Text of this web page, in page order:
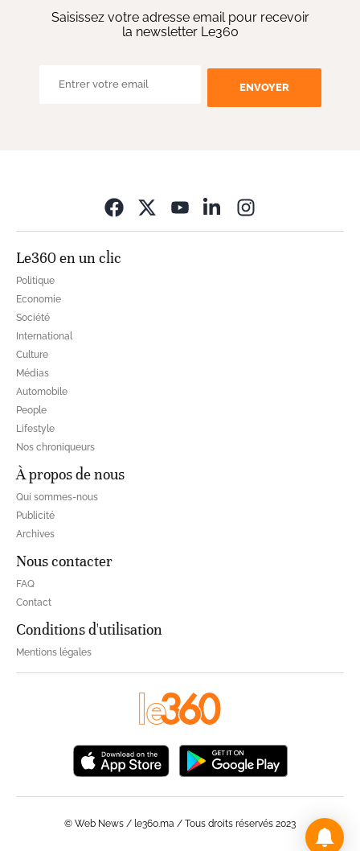
Saisissez votre adresse email pour recevoir
la newsletter Le360
ENVOYER
Le360 en un clic
Politique
Economie
Société
International
Culture
Médias
Automobile
People
Lifestyle
Nos chroniqueurs
À propos de nous
Qui sommes-nous
Publicité
Archives
Nous contacter
FAQ
Contact
Conditions d'utilisation
Mentions légales
© Web News / le360.ma / Tous droits réservés 2023